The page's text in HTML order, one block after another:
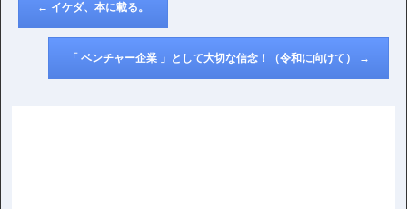
← イケダ、本に載る。
「 ベンチャー企業 」として大切な信念！（令和に向けて） →